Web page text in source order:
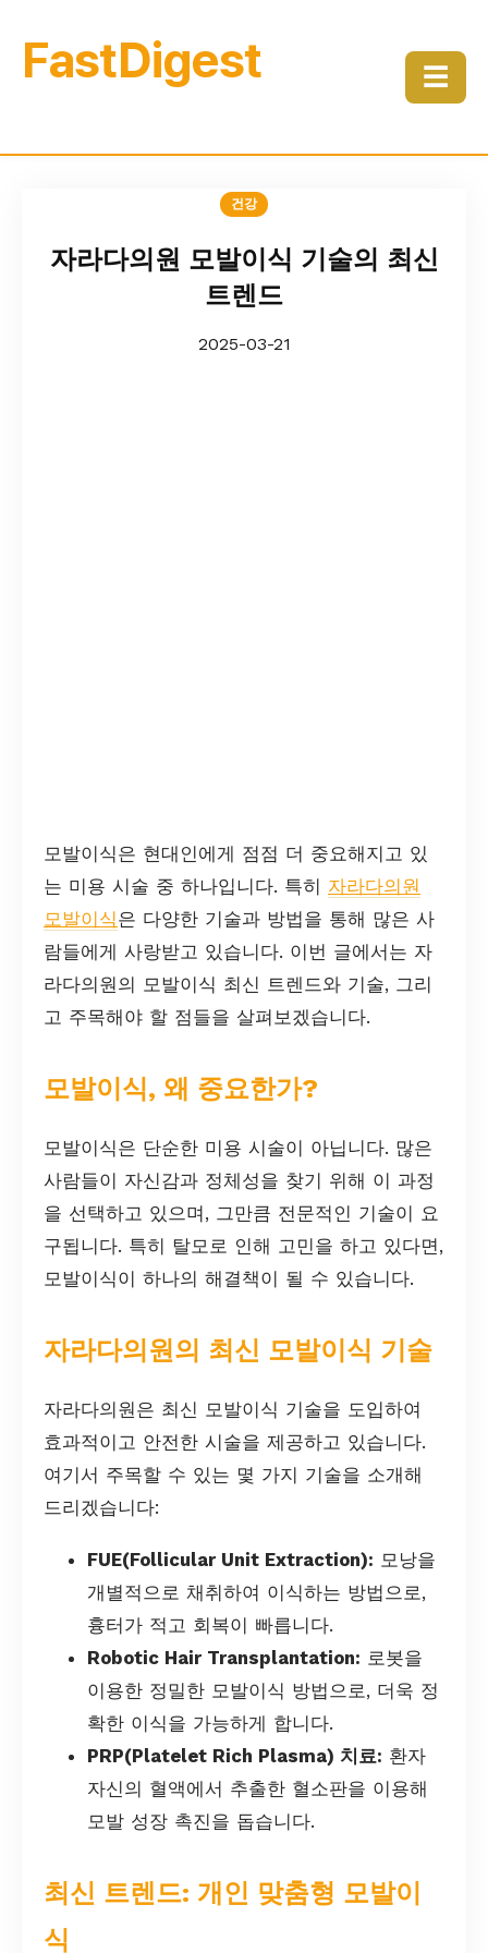
FastDigest ☰
건강
자라다의원 모발이식 기술의 최신
트렌드
2025-03-21
모발이식은 현대인에게 점점 더 중요해지고 있
는 미용 시술 중 하나입니다. 특히 자라다의원
모발이식은 다양한 기술과 방법을 통해 많은 사
람들에게 사랑받고 있습니다. 이번 글에서는 자
라다의원의 모발이식 최신 트렌드와 기술, 그리
고 주목해야 할 점들을 살펴보겠습니다.
모발이식, 왜 중요한가?
모발이식은 단순한 미용 시술이 아닙니다. 많은
사람들이 자신감과 정체성을 찾기 위해 이 과정
을 선택하고 있으며, 그만큼 전문적인 기술이 요
구됩니다. 특히 탈모로 인해 고민을 하고 있다면,
모발이식이 하나의 해결책이 될 수 있습니다.
자라다의원의 최신 모발이식 기술
자라다의원은 최신 모발이식 기술을 도입하여
효과적이고 안전한 시술을 제공하고 있습니다.
여기서 주목할 수 있는 몇 가지 기술을 소개해
드리겠습니다:
FUE(Follicular Unit Extraction): 모낭을
개별적으로 채취하여 이식하는 방법으로,
흉터가 적고 회복이 빠릅니다.
Robotic Hair Transplantation: 로봇을
이용한 정밀한 모발이식 방법으로, 더욱 정
확한 이식을 가능하게 합니다.
PRP(Platelet Rich Plasma) 치료: 환자
자신의 혈액에서 추출한 혈소판을 이용해
모발 성장 촉진을 돕습니다.
최신 트렌드: 개인 맞춤형 모발이
식